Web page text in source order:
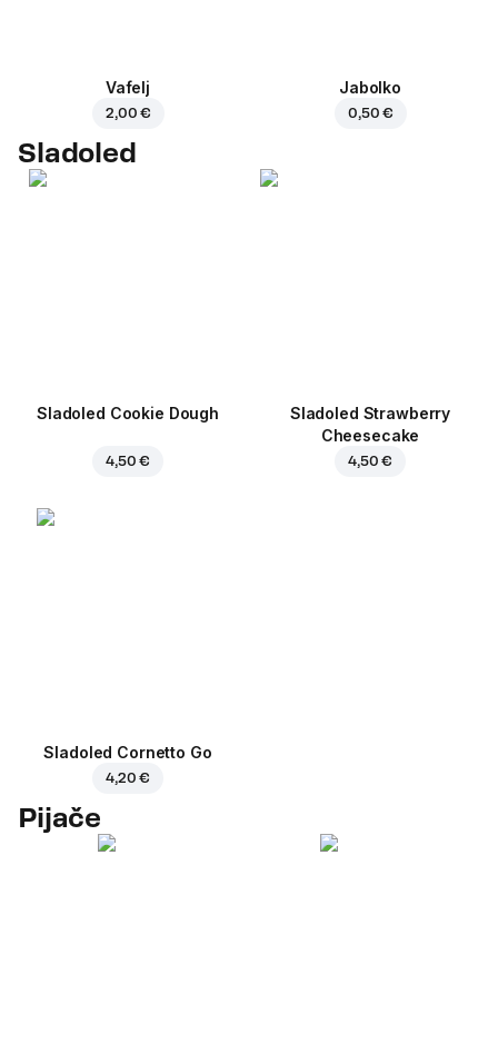
Vafelj
2,00 €
Jabolko
0,50 €
Sladoled
Sladoled Cookie Dough
4,50 €
Sladoled Strawberry
Cheesecake
4,50 €
Sladoled Cornetto Go
4,20 €
Pijače